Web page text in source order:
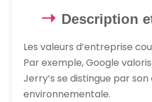
Description
Les valeurs d’entreprise
Par exemple, Google
Jerry’s se distingue par
environnementale.